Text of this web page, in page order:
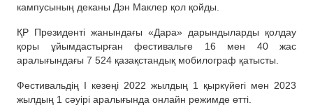
кампусының деканы Дэн Маклер қол қойды.
ҚР Президенті жанындағы «Дара» дарындыларды қолдау
қоры ұйымдастырған фестивальге 16 мен 40 жас
аралығындағы 7 524 қазақстандық мобилограф қатысты.
Фестивальдің І кезеңі 2022 жылдың 1 қыркүйегі мен 2023
жылдың 1 сәуірі аралығында онлайн режимде өтті.